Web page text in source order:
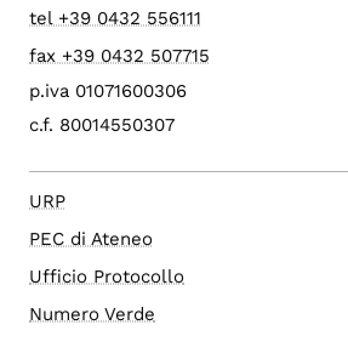
tel +39 0432 556111
fax +39 0432 507715
p.iva 01071600306
c.f. 80014550307
URP
PEC di Ateneo
Ufficio Protocollo
Numero Verde